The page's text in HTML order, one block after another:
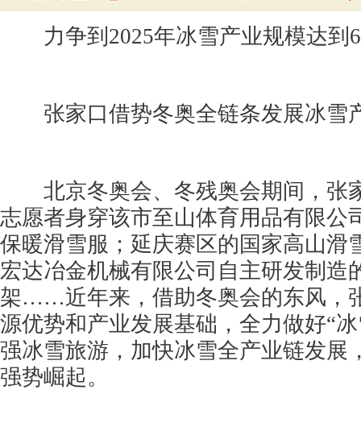
力争到2025年冰雪产业规模达到
张家口借势冬奥全链条发展冰雪
北京冬奥会、冬残奥会期间，张
志愿者身穿该市至山体育用品有限公
保暖滑雪服；延庆赛区的国家高山滑
宏达冶金机械有限公司自主研发制造
架……近年来，借助冬奥会的东风，
源优势和产业发展基础，全力做好“
强冰雪旅游，加快冰雪全产业链发展
强势崛起。